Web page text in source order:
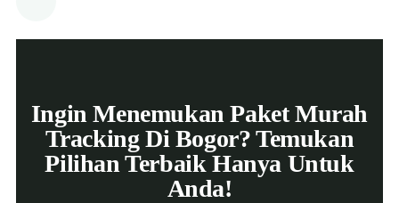
Ingin Menemukan Paket Murah
Tracking Di Bogor? Temukan
Pilihan Terbaik Hanya Untuk
Anda!